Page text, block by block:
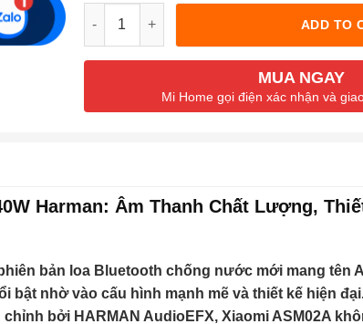
ADD TO
MUA NGAY
Mi Home gọi điện xác nhận và
Harman: Âm Thanh Chất Lượng,
bản loa Bluetooth chống nước mới mang tên
bật nhờ vào cấu hình mạnh mẽ và thiết kế hiện
bởi HARMAN AudioEFX, Xiaomi ASM02A